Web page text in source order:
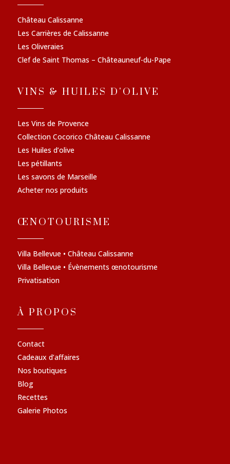
Château Calissanne
Les Carrières de Calissanne
Les Oliveraies
Clef de Saint Thomas – Châteauneuf-du-Pape
VINS & HUILES D'OLIVE
Les Vins de Provence
Collection Cocorico Château Calissanne
Les Huiles d’olive
Les pétillants
Les savons de Marseille
Acheter nos produits
ŒNOTOURISME
Villa Bellevue • Château Calissanne
Villa Bellevue • Évènements œnotourisme
Privatisation
À PROPOS
Contact
Cadeaux d’affaires
Nos boutiques
Blog
Recettes
Galerie Photos